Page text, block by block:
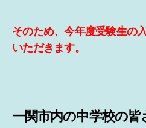
そのため、今年度受験生の
いただきます。
一関市内の中学校の